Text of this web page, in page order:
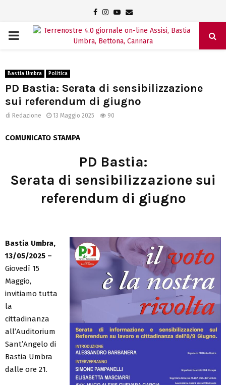
Facebook
Instagram
Youtube
Email
PRIMARY
Bastia Umbra Politica
PD Bastia: Serata di sensibilizzazione
sui referendum di giugno
di Redazione 13 Maggio 2025 90
COMUNICATO STAMPA
PD Bastia:
Serata di sensibilizzazione sui
referendum di giugno
Bastia Umbra,
13/05/2025 –
Giovedì 15
Maggio,
invitiamo tutta
la
cittadinanza
all’Auditorium
Sant’Angelo di
Bastia Umbra
dalle ore 21.